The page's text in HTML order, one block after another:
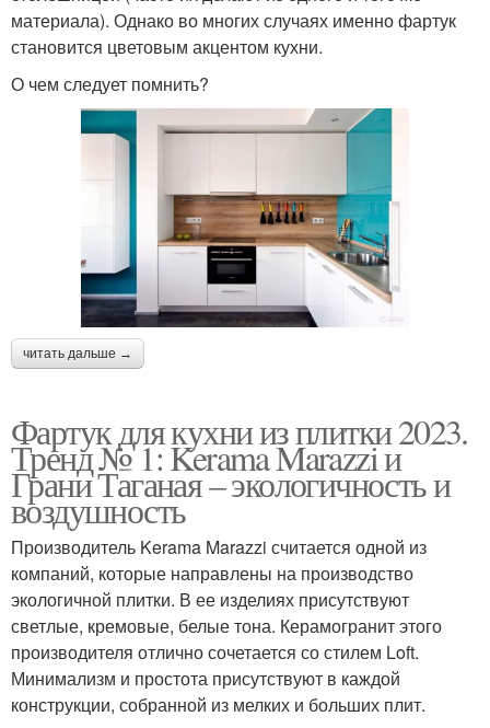
материала). Однако во многих случаях именно фартук
становится цветовым акцентом кухни.
О чем следует помнить?
читать дальше →
Фартук для кухни из плитки 2023.
Тренд № 1: Kerama Marazzi и
Грани Таганая – экологичность и
воздушность
Производитель Kerama Marazzi считается одной из
компаний, которые направлены на производство
экологичной плитки. В ее изделиях присутствуют
светлые, кремовые, белые тона. Керамогранит этого
производителя отлично сочетается со стилем Loft.
Минимализм и простота присутствуют в каждой
конструкции, собранной из мелких и больших плит.